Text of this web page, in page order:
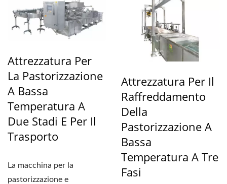
Attrezzatura Per
La Pastorizzazione
A Bassa
Temperatura A
Due Stadi E Per Il
Trasporto
La macchina per la
pastorizzazione e
Attrezzatura Per Il
Raffreddamento
Della
Pastorizzazione A
Bassa
Temperatura A Tre
Fasi